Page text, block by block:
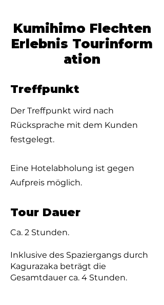
Kumihimo Flechten
Erlebnis Tourinform
ation
Treffpunkt
Der Treffpunkt wird nach
Rücksprache mit dem Kunden
festgelegt.
Eine Hotelabholung ist gegen
Aufpreis möglich.
Tour Dauer
Ca. 2 Stunden.
Inklusive des Spaziergangs durch
Kagurazaka beträgt die
Gesamtdauer ca. 4 Stunden.